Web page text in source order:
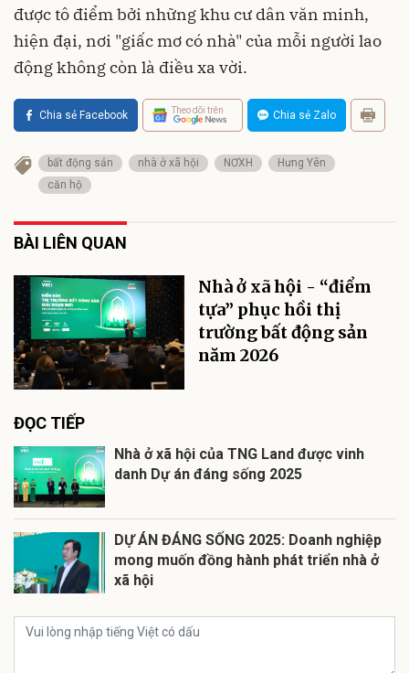
được tô điểm bởi những khu cư dân văn minh,
hiện đại, nơi "giấc mơ có nhà" của mỗi người lao
động không còn là điều xa vời.
Chia sẻ Facebook Theo dõi trên Chia sẻ Zalo
bất động sản nhà ở xã hội NƠXH
Hưng Yên
căn hộ
BÀI LIÊN QUAN
Nhà ở xã hội - “điểm
tựa” phục hồi thị
trường bất động sản
năm 2026
ĐỌC TIẾP
Nhà ở xã hội của TNG Land được vinh
danh Dự án đáng sống 2025
DỰ ÁN ĐÁNG SỐNG 2025: Doanh nghiệp
mong muốn đồng hành phát triển nhà ở
xã hội